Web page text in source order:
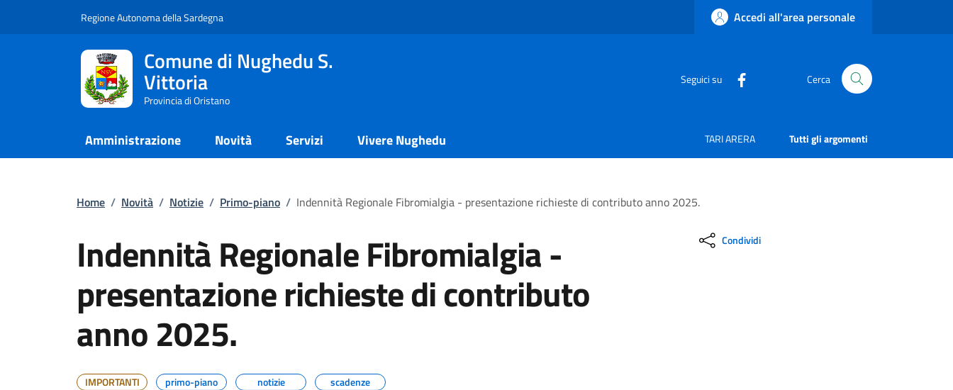
Regione Autonoma della Sardegna Accedi all'area personale
Comune di Nughedu S.
Vittoria
Provincia di Oristano
Seguici su Cerca
Amministrazione Novità Servizi Vivere Nughedu TARI ARERA Tutti gli argomenti
Home / Novità / Notizie / Primo-piano / Indennità Regionale Fibromialgia - presentazione richieste di contributo anno 2025.
Indennità Regionale Fibromialgia -
presentazione richieste di contributo
anno 2025.
IMPORTANTI primo-piano notizie scadenze
Condividi